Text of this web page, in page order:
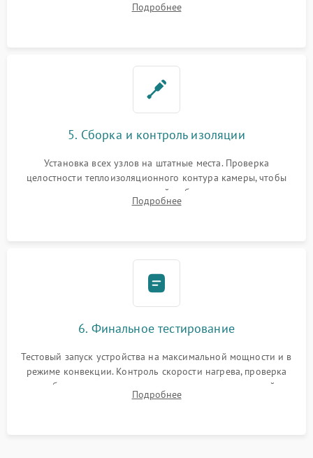
выгоревших реле, восстановление контактов и замена
Подробнее
5. Сборка и контроль изоляции
Установка всех узлов на штатные места. Проверка
целостности теплоизоляционного контура камеры, чтобы
исключить перегрев кухонной мебели и потерю тепла.
Надежная фиксация клемм и сборка корпуса шкафа.
Подробнее
6. Финальное тестирование
Тестовый запуск устройства на максимальной мощности и в
режиме конвекции. Контроль скорости нагрева, проверка
срабатывания термостата при достижении заданной
температуры и тест на отсутствие утечек тока.
Подробнее